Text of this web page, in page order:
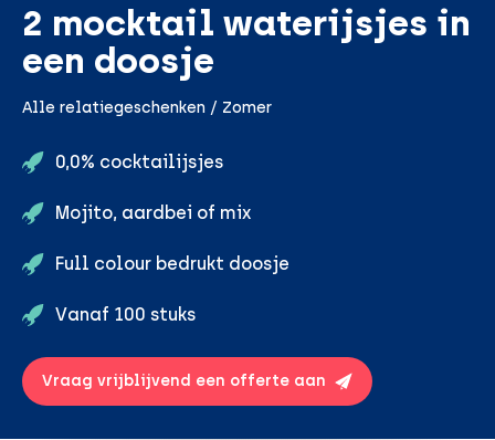
2 mocktail waterijsjes in
een doosje
Alle relatiegeschenken / Zomer
0,0% cocktailijsjes
Mojito, aardbei of mix
Full colour bedrukt doosje
Vanaf 100 stuks
Vraag vrijblijvend een offerte aan